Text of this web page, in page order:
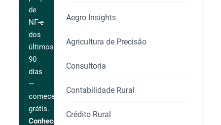
de
NF-e
dos
últimos
90
dias
—
comece
grátis.
Conhecer
Aegro Insights
Agricultura de Precisão
Consultoria
Contabilidade Rural
Crédito Rural